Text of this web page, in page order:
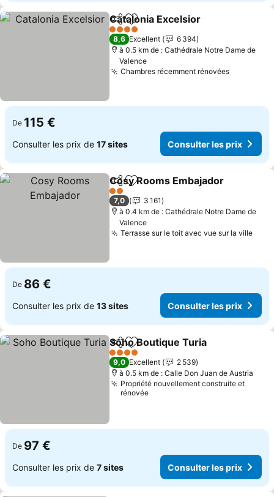
PartagerAjouter à mes favoris
Catalonia Excelsior
4 Étoiles
8,6 Excellent
6 394
à 0.5 km de : Cathédrale Notre Dame de
Valence
Chambres récemment rénovées
De 115 €
Consulter les prix de 17 sites Consulter les prix
PartagerAjouter à mes favoris
Cosy Rooms Embajador
2 Étoiles
7,0
3 161
à 0.4 km de : Cathédrale Notre Dame de
Valence
Terrasse sur le toit avec vue sur la ville
De 86 €
Consulter les prix de 13 sites Consulter les prix
PartagerAjouter à mes favoris
Soho Boutique Turia
4 Étoiles
9,0 Excellent
2 539
à 0.5 km de : Calle Don Juan de Austria
Propriété nouvellement construite et
rénovée
De 97 €
Consulter les prix de 7 sites Consulter les prix